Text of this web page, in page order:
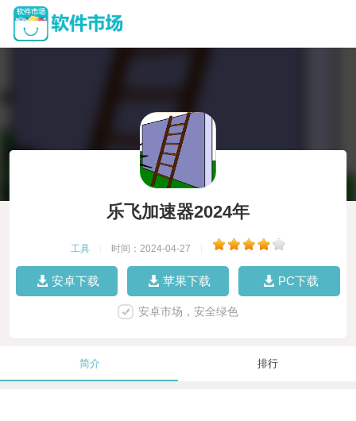
乐飞加速器2024年
工具 时间：2024-04-27
安卓下载 苹果下载 PC下载
安卓市场，安全绿色
简介 排行